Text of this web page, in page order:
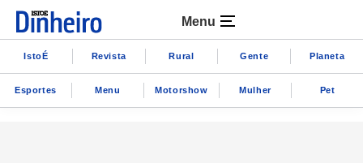
Menu
IstoÉ Revista Rural Gente Planeta
Esportes Menu Motorshow Mulher Pet